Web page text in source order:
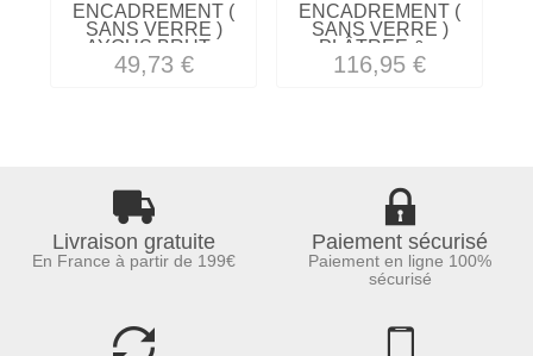
ENCADREMENT (
SANS VERRE )
AYOUS BRUT...
49,73 €
ENCADREMENT (
SANS VERRE )
PLÂTREE &...
116,95 €
Livraison gratuite
En France à partir de 199€
Paiement sécurisé
Paiement en ligne 100%
sécurisé